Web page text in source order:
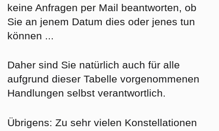
keine Anfragen per Mail beantworten, ob
Sie an jenem Datum dies oder jenes tun
können ...
Daher sind Sie natürlich auch für alle
aufgrund dieser Tabelle vorgenommenen
Handlungen selbst verantwortlich.
Übrigens: Zu sehr vielen Konstellationen